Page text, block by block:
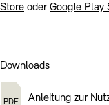
Store oder Google Play
Downloads
Anleitung zur